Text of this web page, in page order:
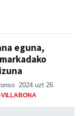
eguna,
2024 uzt 26